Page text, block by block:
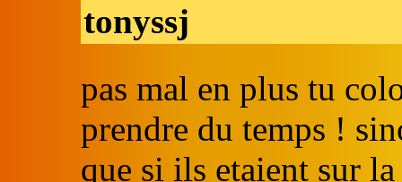
tonyssj
pas mal en plus tu
prendre du temps !
que si ils etaient sur